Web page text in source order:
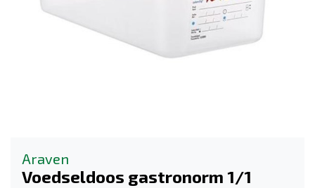
Araven
Voedseldoos gastronorm 1/1